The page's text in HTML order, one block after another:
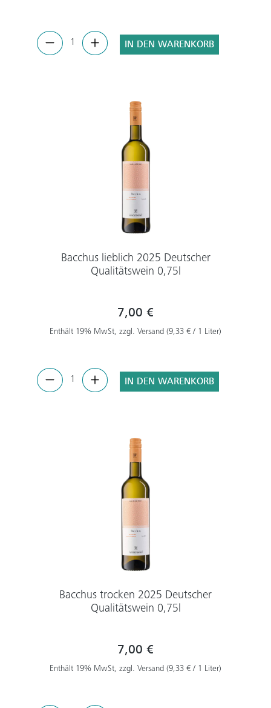
IN DEN WARENKORB
Bacchus lieblich 2025 Deutscher
Qualitätswein 0,75l
7,00 €
Enthält 19% MwSt, zzgl. Versand (9,33 € / 1 Liter)
IN DEN WARENKORB
Bacchus trocken 2025 Deutscher
Qualitätswein 0,75l
7,00 €
Enthält 19% MwSt, zzgl. Versand (9,33 € / 1 Liter)